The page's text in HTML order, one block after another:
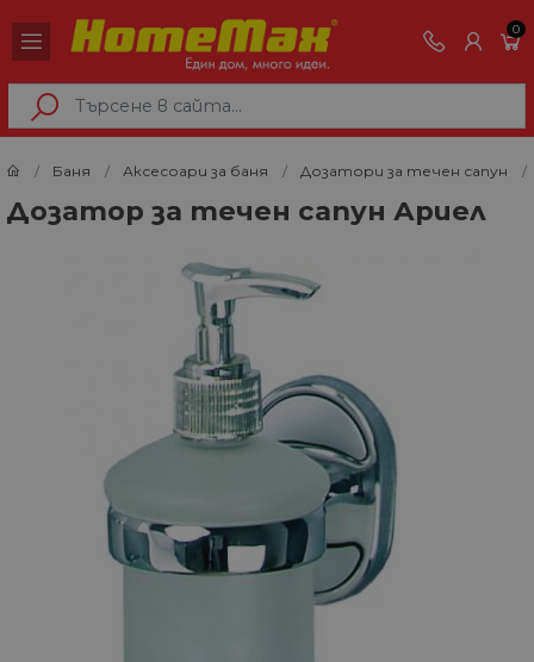
0
Баня Аксесоари за баня Дозатори за течен сапун
Дозатор за течен сапун Ариел